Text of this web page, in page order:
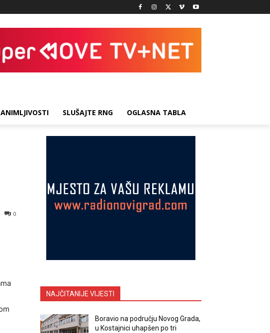
SLUŠAJTE RNG OGLASNA TABLA
0
NAJČITANIJE VIJESTI
Boravio na području Novog Grada,
u Kostajnici uhapšen po tri